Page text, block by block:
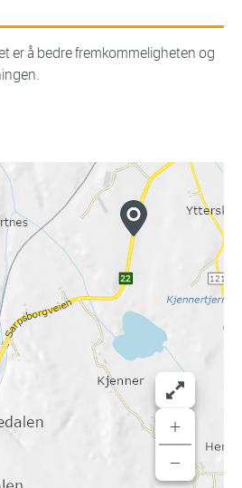
er å bedre fremkommeligheten og
+
−